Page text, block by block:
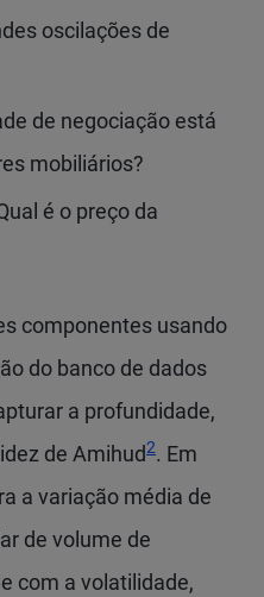
oscilações de
de negociação está
mobiliários?
é o preço da
componentes usando
do banco de dados
a profundidade,
de Amihud2. Em
a variação média de
de volume de
com a volatilidade,